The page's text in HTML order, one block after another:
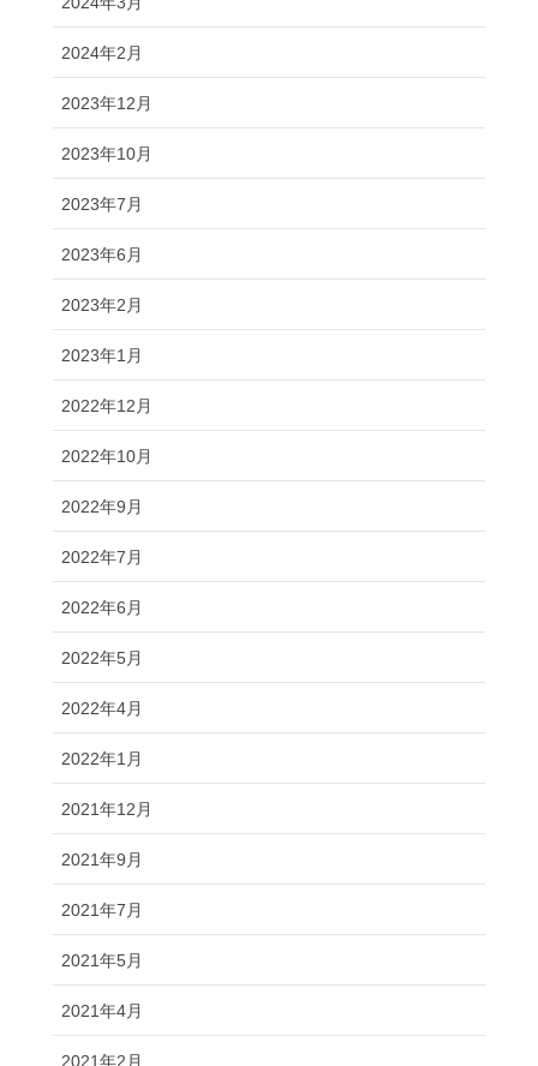
2024年2月
2023年12月
2023年10月
2023年7月
2023年6月
2023年2月
2023年1月
2022年12月
2022年10月
2022年9月
2022年7月
2022年6月
2022年5月
2022年4月
2022年1月
2021年12月
2021年9月
2021年7月
2021年5月
2021年4月
2021年2月